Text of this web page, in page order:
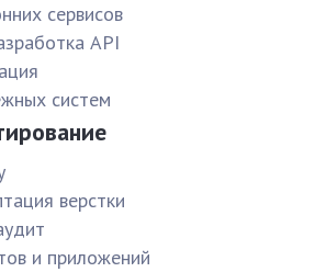
сервисов
API
систем
верстки
и приложений